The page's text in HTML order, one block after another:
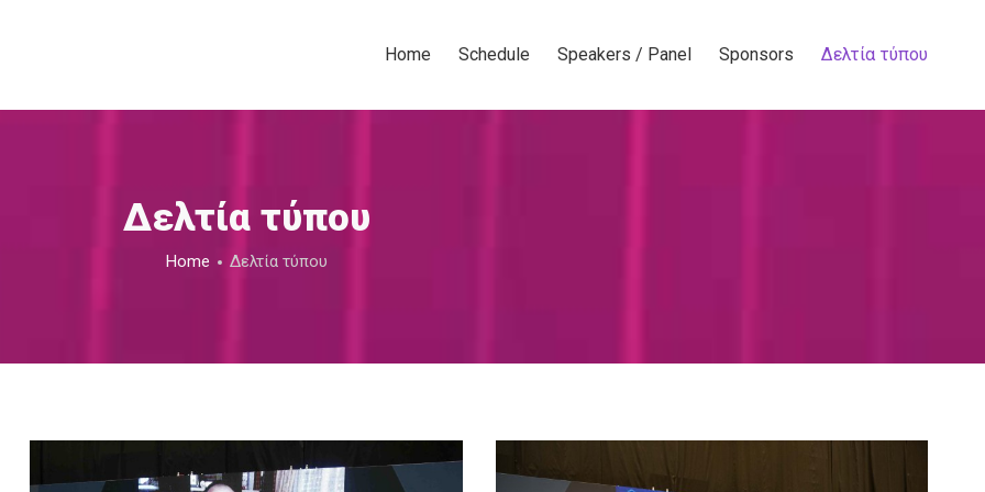
Home Schedule Speakers / Panel Sponsors Δελτία τύπου
Δελτία τύπου
Home Δελτία τύπου